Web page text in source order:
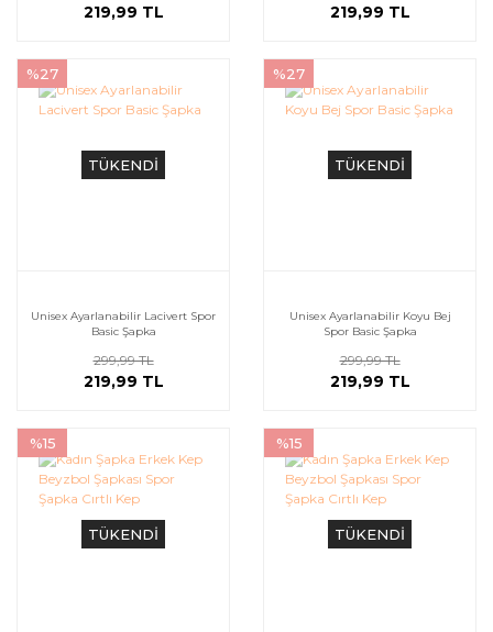
219,99 TL 219,99 TL
TÜKENDİ
%27
Unisex Ayarlanabilir Lacivert Spor
Basic Şapka
299,99 TL
219,99 TL
TÜKENDİ
%27
Unisex Ayarlanabilir Koyu Bej
Spor Basic Şapka
299,99 TL
219,99 TL
TÜKENDİ
%15
TÜKENDİ
%15